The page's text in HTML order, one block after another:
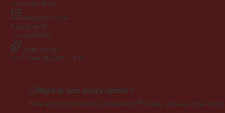
Listed price$195
Wayback archive
Snapshots 107
First seen2009
Brand signals
EXD NameAppeal 4.0 · Fair
Want to see every metric?
Free account unlocks advanced SEO data, side-by-side